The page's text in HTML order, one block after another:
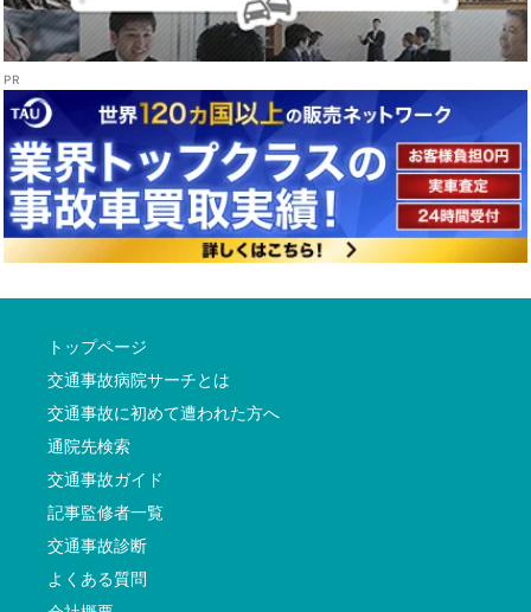
トップページ
交通事故病院サーチとは
交通事故に初めて遭われた方へ
通院先検索
交通事故ガイド
記事監修者一覧
交通事故診断
よくある質問